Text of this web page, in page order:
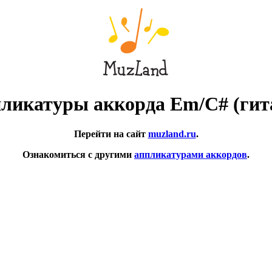
аккорда Em/C#
Перейти на сайт muzland.ru.
Ознакомиться с другими аппликатурами аккордов.